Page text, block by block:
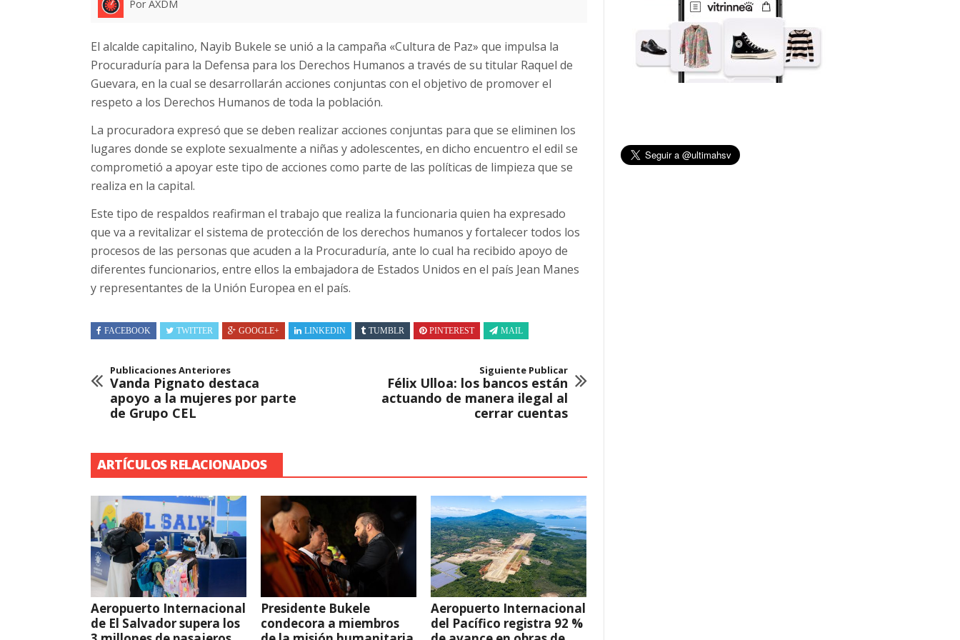
Por AXDM
El alcalde capitalino, Nayib Bukele se unió a la campaña «Cultura de Paz» que impulsa la
Procuraduría para la Defensa para los Derechos Humanos a través de su titular Raquel de
Guevara, en la cual se desarrollarán acciones conjuntas con el objetivo de promover el
respeto a los Derechos Humanos de toda la población.
La procuradora expresó que se deben realizar acciones conjuntas para que se eliminen los
lugares donde se explote sexualmente a niñas y adolescentes, en dicho encuentro el edil se
comprometió a apoyar este tipo de acciones como parte de las políticas de limpieza que se
realiza en la capital.
Este tipo de respaldos reafirman el trabajo que realiza la funcionaria quien ha expresado
que va a revitalizar el sistema de protección de los derechos humanos y fortalecer todos los
procesos de las personas que acuden a la Procuraduría, ante lo cual ha recibido apoyo de
diferentes funcionarios, entre ellos la embajadora de Estados Unidos en el país Jean Manes
y representantes de la Unión Europea en el país.
FACEBOOK TWITTER GOOGLE+ LINKEDIN TUMBLR PINTEREST MAIL
Publicaciones Anteriores
Vanda Pignato destaca
apoyo a la mujeres por parte
de Grupo CEL
Siguiente Publicar
Félix Ulloa: los bancos están
actuando de manera ilegal al
cerrar cuentas
ARTÍCULOS RELACIONADOS
Aeropuerto Internacional
de El Salvador supera los
Presidente Bukele
condecora a miembros
Aeropuerto Internacional
del Pacífico registra 92 %